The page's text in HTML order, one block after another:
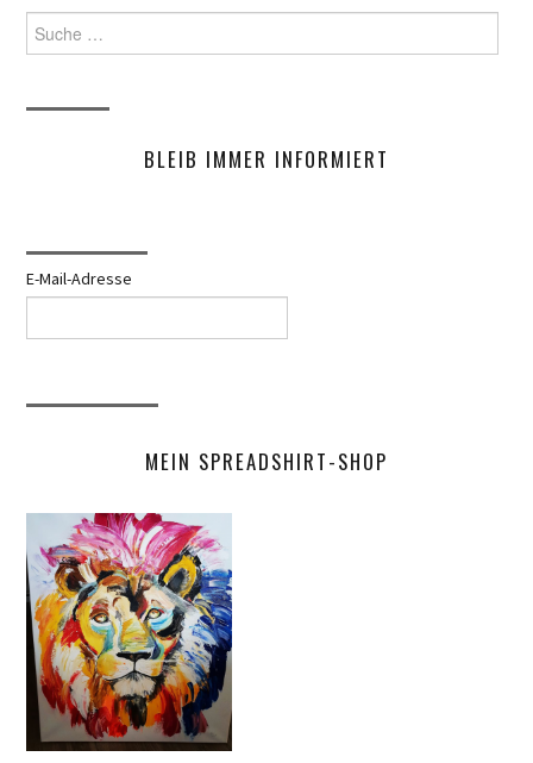
nach:
BLEIB IMMER INFORMIERT
E-Mail-Adresse
MEIN SPREADSHIRT-SHOP